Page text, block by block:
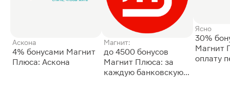
Аскона
4% бонусами Магнит
Плюса: Аскона
Магнит:
до 4500 бонусов
Магнит Плюса: за
каждую банковскую
Ясно
30%
Магнит
оплату